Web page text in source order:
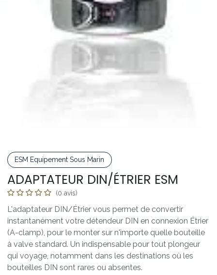
ESM Equipement Sous Marin
ADAPTATEUR DIN/ÉTRIER ESM
(0 avis)
L'adaptateur DIN/Étrier vous permet de convertir
instantanément votre détendeur DIN en connexion Étrier
(A-clamp), pour le monter sur n'importe quelle bouteille
à valve standard. Un indispensable pour tout plongeur
qui voyage, notamment dans les destinations où les
bouteilles DIN sont rares ou absentes.